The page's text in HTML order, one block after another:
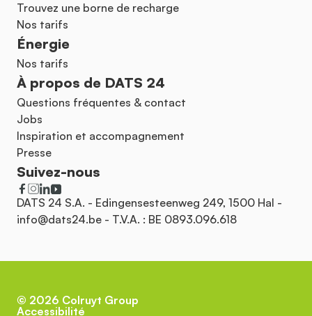
Trouvez une borne de recharge
Nos tarifs
Énergie
Nos tarifs
À propos de DATS 24
Questions fréquentes & contact
Jobs
Inspiration et accompagnement
Presse
Suivez-nous
DATS 24 S.A. - Edingensesteenweg 249, 1500 Hal -
info@dats24.be - T.V.A. : BE 0893.096.618
© 2026 Colruyt Group
Accessibilité